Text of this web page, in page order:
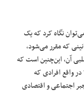
نگاه کرد که یک
که مقرر می‌شود،
آن، این‌چنین است که
واقع افرادی که
اجتماعی و اقتصادی